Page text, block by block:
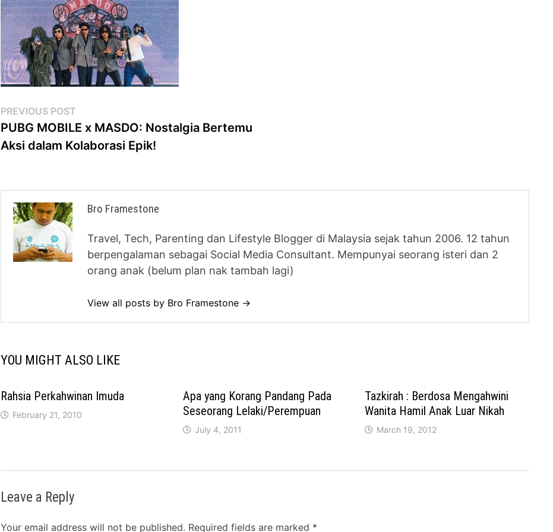
Post
navigation
PREVIOUS POST
post:
PUBG MOBILE x MASDO: Nostalgia Bertemu
Aksi dalam Kolaborasi Epik!
Bro Framestone
Travel, Tech, Parenting dan Lifestyle Blogger di Malaysia sejak tahun 2006. 12 tahun
berpengalaman sebagai Social Media Consultant. Mempunyai seorang isteri dan 2
orang anak (belum plan nak tambah lagi)
View all posts by Bro Framestone →
YOU MIGHT ALSO LIKE
Rahsia Perkahwinan Imuda
February 21, 2010
Apa yang Korang Pandang Pada
Seseorang Lelaki/Perempuan
July 4, 2011
Tazkirah : Berdosa Mengahwini
Wanita Hamil Anak Luar Nikah
March 19, 2012
Leave a Reply
Your email address will not be published. Required fields are marked *